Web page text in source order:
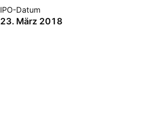
IPO-Datum
23. März 2018